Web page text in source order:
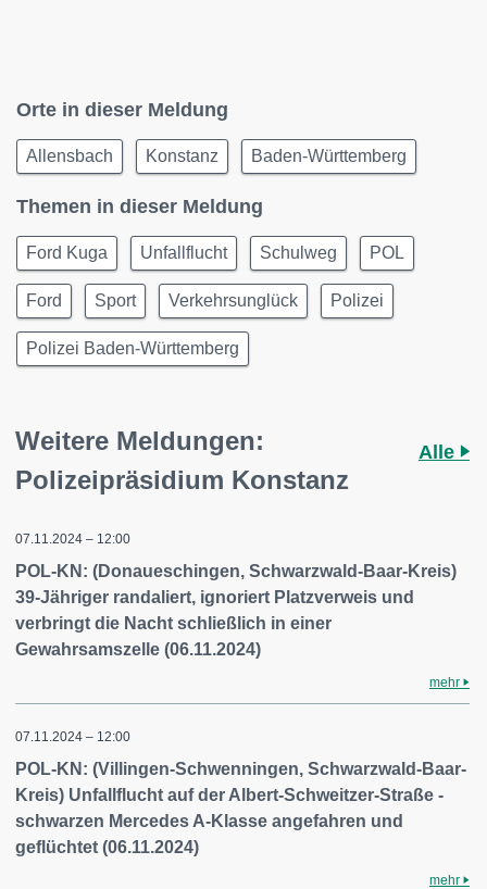
Orte in dieser Meldung
Allensbach Konstanz Baden-Württemberg
Themen in dieser Meldung
Ford Kuga Unfallflucht Schulweg POL
Ford Sport Verkehrsunglück Polizei
Polizei Baden-Württemberg
Weitere Meldungen:
Polizeipräsidium Konstanz
Alle
07.11.2024 – 12:00
POL-KN: (Donaueschingen, Schwarzwald-Baar-Kreis)
39-Jähriger randaliert, ignoriert Platzverweis und
verbringt die Nacht schließlich in einer
Gewahrsamszelle (06.11.2024)
mehr
07.11.2024 – 12:00
POL-KN: (Villingen-Schwenningen, Schwarzwald-Baar-
Kreis) Unfallflucht auf der Albert-Schweitzer-Straße -
schwarzen Mercedes A-Klasse angefahren und
geflüchtet (06.11.2024)
mehr